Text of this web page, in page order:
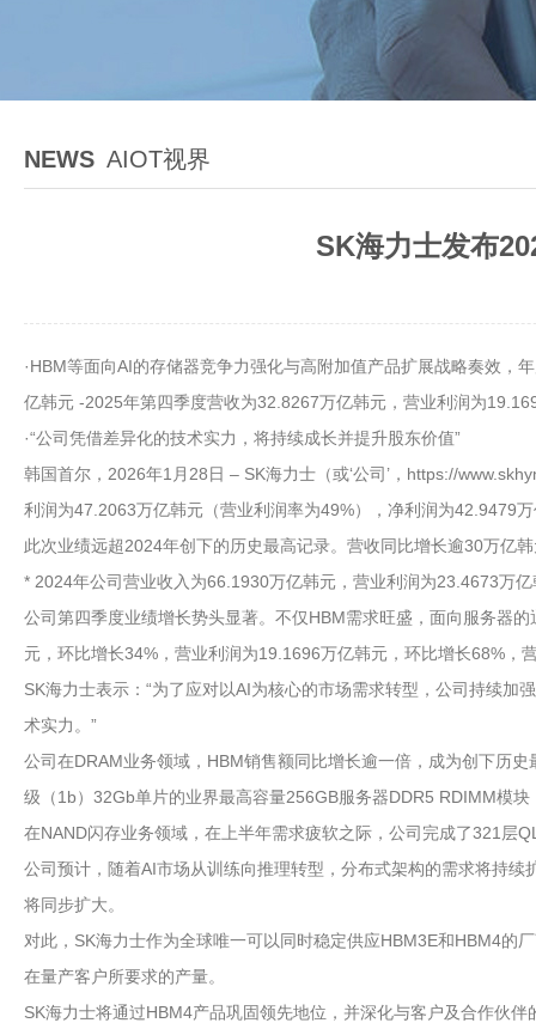
NEWS AIOT视界
SK海力士发布
·HBM等面向AI的存储器竞争力强化与高附加值产品扩展战略奏效
亿韩元 -2025年第四季度营收为32.8267万亿韩元，营业利润为
·“公司凭借差异化的技术实力，将持续成长并提升股东价值”
韩国首尔，2026年1月28日 – SK海力士（或‘公司’，https://
利润为47.2063万亿韩元（营业利润率为49%），净利润为42.9479
此次业绩远超2024年创下的历史最高记录。营收同比增长逾30万亿
* 2024年公司营业收入为66.1930万亿韩元，营业利润为23.4673万亿
公司第四季度业绩增长势头显著。不仅HBM需求旺盛，面向服务器
元，环比增长34%，营业利润为19.1696万亿韩元，环比增长68%，
SK海力士表示：“为了应对以AI为核心的市场需求转型，公司持续
术实力。”
公司在DRAM业务领域，HBM销售额同比增长逾一倍，成为创下历
级（1b）32Gb单片的业界最高容量256GB服务器DDR5 RDIMM模
在NAND闪存业务领域，在上半年需求疲软之际，公司完成了321层
公司预计，随着AI市场从训练向推理转型，分布式架构的需求将持
将同步扩大。
对此，SK海力士作为全球唯一可以同时稳定供应HBM3E和HBM4的
在量产客户所要求的产量。
SK海力士将通过HBM4产品巩固领先地位，并深化与客户及合作伙